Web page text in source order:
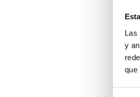
Las
y
que
Con
esa
Son